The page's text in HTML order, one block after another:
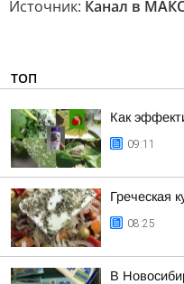
Источник: Канал в
ТОП
Как
09:11
Греческая
08:25
В